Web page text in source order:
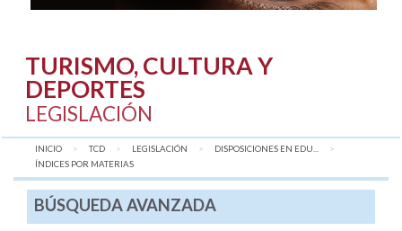
TURISMO, CULTURA Y
DEPORTES
LEGISLACIÓN
INICIO TCD LEGISLACIÓN
DISPOSICIONES EN EDU...
AQUÍ:
ÍNDICES POR MATERIAS
BÚSQUEDA AVANZADA